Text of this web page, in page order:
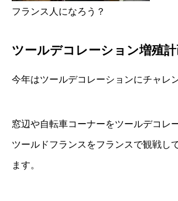
フランス人になろう？
ツールデコレーション増殖
今年はツールデコレーションにチャレ
窓辺や自転車コーナーをツールデコレ
ツールドフランスをフランスで観戦し
ます。